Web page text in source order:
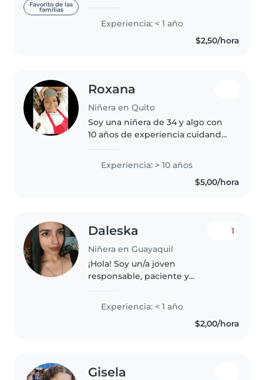
Favorito de las
familias
con bebés y niños de 5 años en
adelante . ¡Tengo muchas ganas
de cuidar de sus hijos! Puedes..
Experiencia: < 1 año
$2,50/hora
Roxana
Niñera en Quito
Soy una niñera de 34 y algo con
10 años de experiencia cuidando
pequeños. Me encanta trabajar
con niños y me considero una
Experiencia: > 10 años
$5,00/hora
Daleska
Niñera en Guayaquil
1
¡Hola! Soy un/a joven
responsable, paciente y
cursando la universidad. Tengo
experiencia cuidando niños
pequeños y me encanta dibujar,
Experiencia: < 1 año
$2,00/hora
Gisela